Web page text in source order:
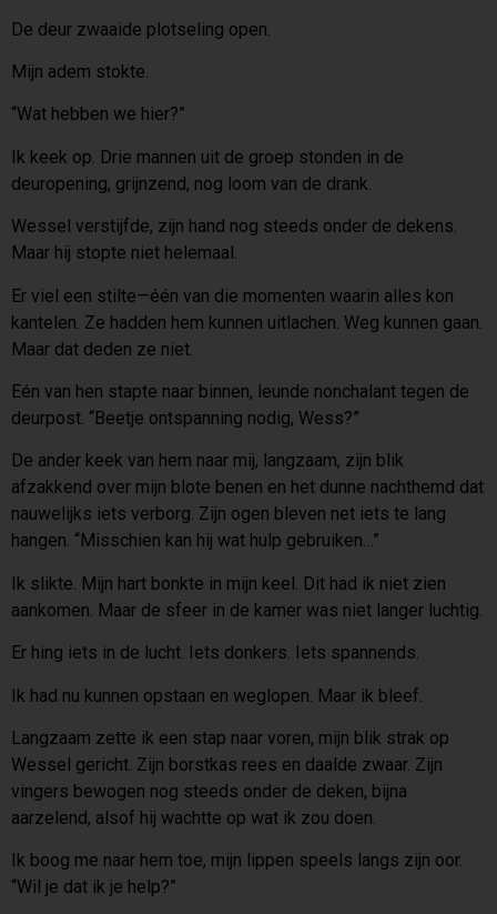
De deur zwaaide plotseling open.
Mijn adem stokte.
“Wat hebben we hier?”
Ik keek op. Drie mannen uit de groep stonden in de
deuropening, grijnzend, nog loom van de drank.
Wessel verstijfde, zijn hand nog steeds onder de dekens.
Maar hij stopte niet helemaal.
Er viel een stilte—één van die momenten waarin alles kon
kantelen. Ze hadden hem kunnen uitlachen. Weg kunnen gaan.
Maar dat deden ze niet.
Eén van hen stapte naar binnen, leunde nonchalant tegen de
deurpost. “Beetje ontspanning nodig, Wess?”
De ander keek van hem naar mij, langzaam, zijn blik
afzakkend over mijn blote benen en het dunne nachthemd dat
nauwelijks iets verborg. Zijn ogen bleven net iets te lang
hangen. “Misschien kan hij wat hulp gebruiken…”
Ik slikte. Mijn hart bonkte in mijn keel. Dit had ik niet zien
aankomen. Maar de sfeer in de kamer was niet langer luchtig.
Er hing iets in de lucht. Iets donkers. Iets spannends.
Ik had nu kunnen opstaan en weglopen. Maar ik bleef.
Langzaam zette ik een stap naar voren, mijn blik strak op
Wessel gericht. Zijn borstkas rees en daalde zwaar. Zijn
vingers bewogen nog steeds onder de deken, bijna
aarzelend, alsof hij wachtte op wat ik zou doen.
Ik boog me naar hem toe, mijn lippen speels langs zijn oor.
“Wil je dat ik je help?”